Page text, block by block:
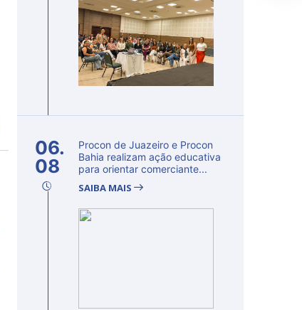
06.
08
Procon de Juazeiro e Procon
Bahia realizam ação educativa
para orientar comerciante...
SAIBA MAIS